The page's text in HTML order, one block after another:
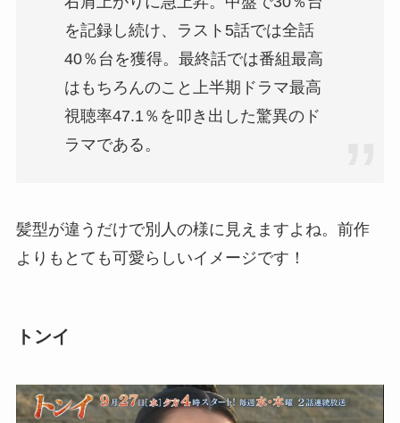
を記録し続け、ラスト5話では全話
40％台を獲得。最終話では番組最高
はもちろんのこと上半期ドラマ最高
視聴率47.1％を叩き出した驚異のド
ラマである。
髪型が違うだけで別人の様に見えますよね。前作
よりもとても可愛らしいイメージです！
トンイ